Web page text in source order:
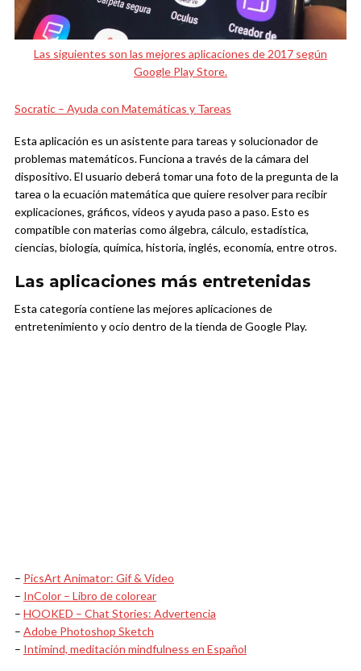
Las siguientes son las mejores aplicaciones de 2017 según
Google Play Store.
Socratic – Ayuda con Matemáticas y Tareas
Esta aplicación es un asistente para tareas y solucionador de
problemas matemáticos. Funciona a través de la cámara del
dispositivo. El usuario deberá tomar una foto de la pregunta de la
tarea o la ecuación matemática que quiere resolver para recibir
explicaciones, gráficos, videos y ayuda paso a paso. Esto es
compatible con materias como álgebra, cálculo, estadística,
ciencias, biología, química, historia, inglés, economía, entre otros.
Las aplicaciones más entretenidas
Esta categoría contiene las mejores aplicaciones de
entretenimiento y ocio dentro de la tienda de Google Play.
– PicsArt Animator: Gif & Video
– InColor – Libro de colorear
– HOOKED – Chat Stories: Advertencia
– Adobe Photoshop Sketch
– Intimind, meditación mindfulness en Español